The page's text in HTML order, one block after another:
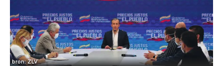
bron: ZLV